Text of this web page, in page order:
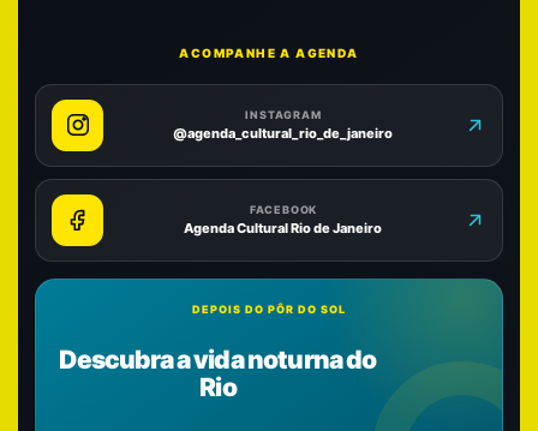
ACOMPANHE A AGENDA
INSTAGRAM
@agenda_cultural_rio_de_janeiro
FACEBOOK
Agenda Cultural Rio de Janeiro
DEPOIS DO PÔR DO SOL
Descubra a vida noturna do
Rio